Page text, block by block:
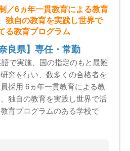
／6ヵ年一貫教育による教育
独自の教育を実践し世界で
る教育プログラム
良県】専任・常勤
で実施、国の指定のもと最難
究を行い、数多くの合格者を
採用 6ヵ年一貫教育による教
独自の教育を実践し世界で活
育プログラムのある学校で